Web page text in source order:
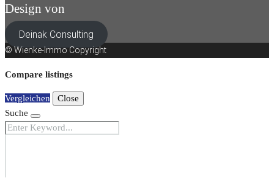
Design von
Deinak Consulting
© Wienke-Immo Copyright
Compare listings
Vergleichen
Close
Suche